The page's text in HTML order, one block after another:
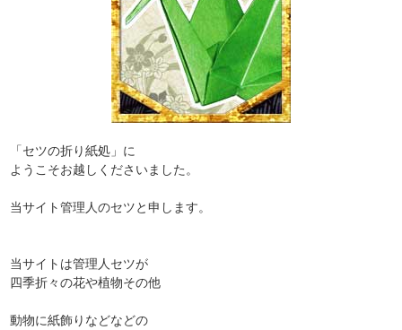
「セツの折り紙処」に
ようこそお越しくださいました。
当サイト管理人のセツと申します。
当サイトは管理人セツが
四季折々の花や植物その他
動物に紙飾りなどなどの